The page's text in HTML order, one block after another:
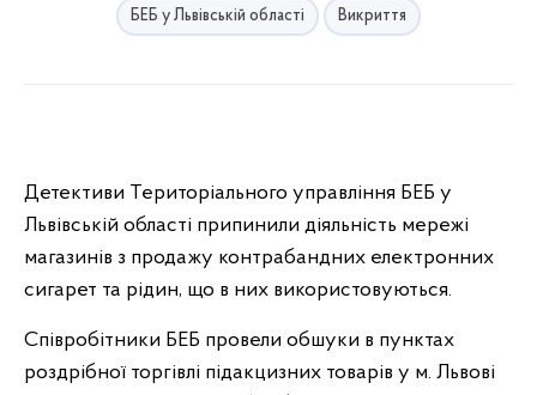
БЕБ у Львівській області Викриття
Детективи Територіального управління БЕБ у
Львівській області припинили діяльність мережі
магазинів з продажу контрабандних електронних
сигарет та рідин, що в них використовуються.
Співробітники БЕБ провели обшуки в пунктах
роздрібної торгівлі підакцизних товарів у м. Львові